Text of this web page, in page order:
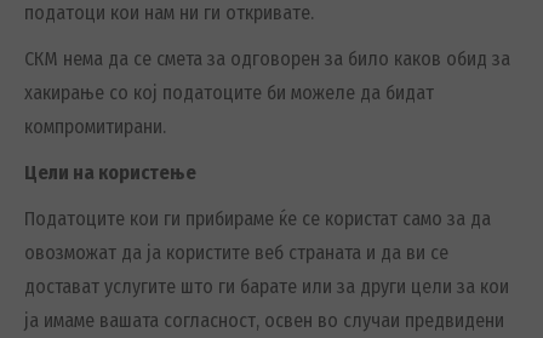
податоци кои нам ни ги откривате.
СКМ нема да се смета за одговорен за било каков обид за
хакирање со кој податоците би можеле да бидат
компромитирани.
Цели на користење
Податоците кои ги прибираме ќе се користат само за да
овозможат да ја користите веб страната и да ви се
достават услугите што ги барате или за други цели за кои
ја имаме вашата согласност, освен во случаи предвидени